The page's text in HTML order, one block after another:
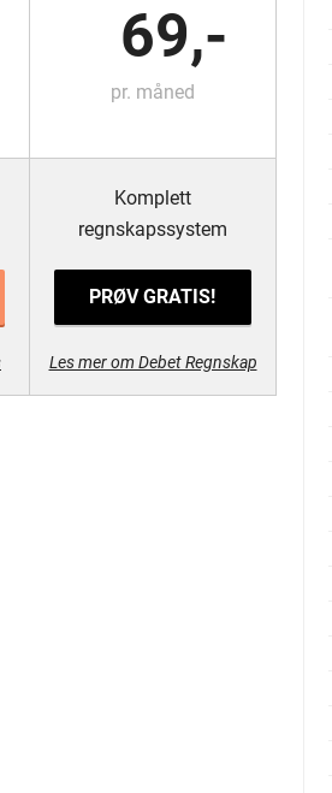
69,-
pr. måned
Komplett
regnskapssystem
PRØV GRATIS!
Les mer om Debet Regnskap